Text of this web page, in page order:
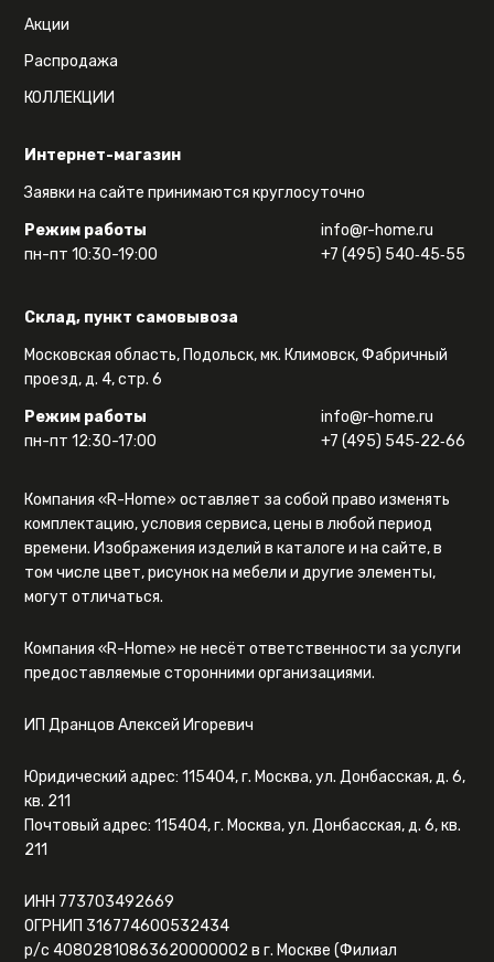
Интернет-магазин
Заявки на сайте принимаются круглосуточно
Режим работы
пн-пт 10:30-19:00
info@r-home.ru
+7 (495) 540‑45‑55
Склад, пункт самовывоза
Московская область, Подольск, мк. Климовск, Фабричный
проезд, д. 4, стр. 6
Режим работы
пн-пт 12:30-17:00
info@r-home.ru
+7 (495) 545‑22‑66
Акции
Распродажа
КОЛЛЕКЦИИ
Компания «R-Home» оставляет за собой право изменять
комплектацию, условия сервиса, цены в любой период
времени. Изображения изделий в каталоге и на сайте, в
том числе цвет, рисунок на мебели и другие элементы,
могут отличаться.
Компания «R-Home» не несёт ответственности за услуги
предоставляемые сторонними организациями.
ИП Дранцов Алексей Игоревич
Юридический адрес: 115404, г. Москва, ул. Донбасская, д. 6,
кв. 211
Почтовый адрес: 115404, г. Москва, ул. Донбасская, д. 6, кв.
211
ИНН 773703492669
ОГРНИП 316774600532434
р/с 40802810863620000002 в г. Москве (Филиал